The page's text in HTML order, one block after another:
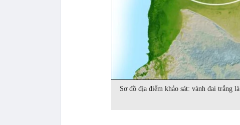
Sơ đồ địa điểm khảo sát: vành đai trắng